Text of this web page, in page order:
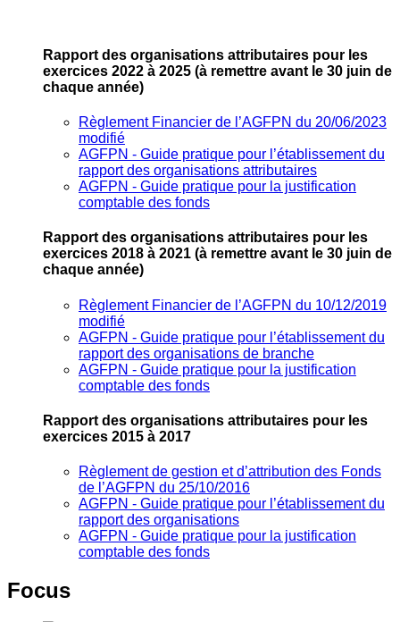
Rapport des organisations attributaires pour les
exercices 2022 à 2025 (à remettre avant le 30 juin de
chaque année)
Règlement Financier de l’AGFPN du 20/06/2023
modifié
AGFPN ‐ Guide pratique pour l’établissement du
rapport des organisations attributaires
AGFPN ‐ Guide pratique pour la justification
comptable des fonds
Rapport des organisations attributaires pour les
exercices 2018 à 2021 (à remettre avant le 30 juin de
chaque année)
Règlement Financier de l’AGFPN du 10/12/2019
modifié
AGFPN ‐ Guide pratique pour l’établissement du
rapport des organisations de branche
AGFPN ‐ Guide pratique pour la justification
comptable des fonds
Rapport des organisations attributaires pour les
exercices 2015 à 2017
Règlement de gestion et d’attribution des Fonds
de l’AGFPN du 25/10/2016
AGFPN ‐ Guide pratique pour l’établissement du
rapport des organisations
AGFPN ‐ Guide pratique pour la justification
comptable des fonds
Focus